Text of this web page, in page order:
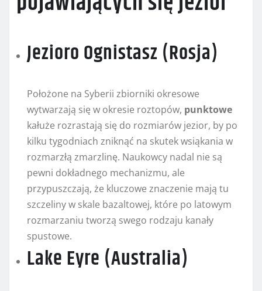
Jezioro Ognistasz (Rosja)
Położone na Syberii zbiorniki okresowe
wytwarzają się w okresie roztopów, punktowe
kałuże rozrastają się do rozmiarów jezior, by po
kilku tygodniach zniknąć na skutek wsiąkania w
rozmarzłą zmarzlinę. Naukowcy nadal nie są
pewni dokładnego mechanizmu, ale
przypuszczają, że kluczowe znaczenie mają tu
szczeliny w skale bazaltowej, które po latowym
rozmarzaniu tworzą swego rodzaju kanały
spustowe.
Lake Eyre (Australia)